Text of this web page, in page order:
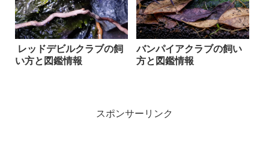
レッドデビルクラブの飼
い方と図鑑情報
バンパイアクラブの飼い
方と図鑑情報
スポンサーリンク